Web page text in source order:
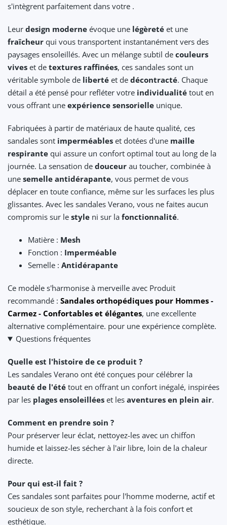
s'intègrent parfaitement dans votre .
Leur design moderne évoque une légèreté et une
fraîcheur qui vous transportent instantanément vers des
paysages ensoleillés. Avec un mélange subtil de couleurs
vives et de textures raffinées, ces sandales sont un
véritable symbole de liberté et de décontracté. Chaque
détail a été pensé pour refléter votre individualité tout en
vous offrant une expérience sensorielle unique.
Fabriquées à partir de matériaux de haute qualité, ces
sandales sont imperméables et dotées d'une maille
respirante qui assure un confort optimal tout au long de la
journée. La sensation de douceur au toucher, combinée à
une semelle antidérapante, vous permet de vous
déplacer en toute confiance, même sur les surfaces les plus
glissantes. Avec les sandales Verano, vous ne faites aucun
compromis sur le style ni sur la fonctionnalité.
Matière : Mesh
Fonction : Imperméable
Semelle : Antidérapante
Ce modèle s'harmonise à merveille avec Produit
recommandé : Sandales orthopédiques pour Hommes -
Carmez - Confortables et élégantes, une excellente
alternative complémentaire. pour une expérience complète.
Questions fréquentes
Quelle est l'histoire de ce produit ?
Les sandales Verano ont été conçues pour célébrer la
beauté de l'été tout en offrant un confort inégalé, inspirées
par les plages ensoleillées et les aventures en plein air.
Comment en prendre soin ?
Pour préserver leur éclat, nettoyez-les avec un chiffon
humide et laissez-les sécher à l'air libre, loin de la chaleur
directe.
Pour qui est-il fait ?
Ces sandales sont parfaites pour l'homme moderne, actif et
soucieux de son style, recherchant à la fois confort et
esthétique.